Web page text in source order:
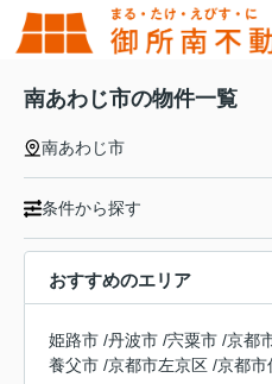
南あわじ市の物件一覧
南あわじ市
条件から探す
おすすめのエリア
姫路市 /丹波市 /宍粟市 /京都
養父市 /京都市左京区 /京都市